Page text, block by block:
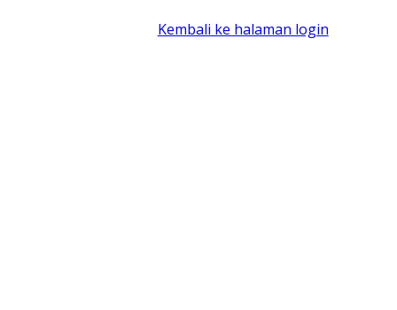
Kembali ke halaman login